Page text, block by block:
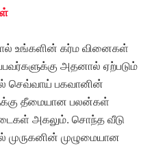
உங்களின் கர்ம வினைகள்
அதனால் ஏற்படும்
செவ்வாய் பகவானின்
தீமையான பலன்கள்
அகலும். சொந்த வீடு
முருகனின் முழுமையான